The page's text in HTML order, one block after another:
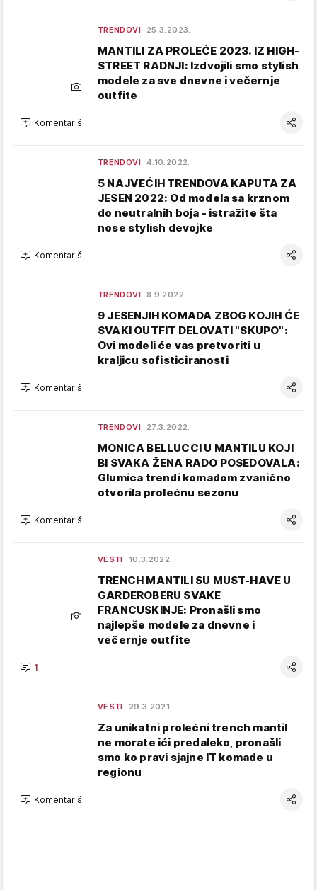
TRENDOVI 25.3.2023.
MANTILI ZA PROLEĆE 2023. IZ HIGH-
STREET RADNJI: Izdvojili smo stylish
modele za sve dnevne i večernje
outfite
Komentariši
TRENDOVI 4.10.2022.
5 NAJVEĆIH TRENDOVA KAPUTA ZA
JESEN 2022: Od modela sa krznom
do neutralnih boja - istražite šta
nose stylish devojke
Komentariši
TRENDOVI 8.9.2022.
9 JESENJIH KOMADA ZBOG KOJIH ĆE
SVAKI OUTFIT DELOVATI "SKUPO":
Ovi modeli će vas pretvoriti u
kraljicu sofisticiranosti
Komentariši
TRENDOVI 27.3.2022.
MONICA BELLUCCI U MANTILU KOJI
BI SVAKA ŽENA RADO POSEDOVALA:
Glumica trendi komadom zvanično
otvorila prolećnu sezonu
Komentariši
VESTI 10.3.2022.
TRENCH MANTILI SU MUST-HAVE U
GARDEROBERU SVAKE
FRANCUSKINJE: Pronašli smo
najlepše modele za dnevne i
večernje outfite
1
VESTI 29.3.2021.
Za unikatni prolećni trench mantil
ne morate ići predaleko, pronašli
smo ko pravi sjajne IT komade u
regionu
Komentariši